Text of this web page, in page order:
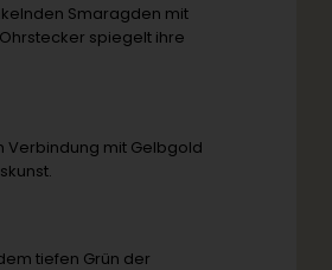
Smaragden mit
spiegelt ihre
Verbindung mit Gelbgold
tiefen Grün der